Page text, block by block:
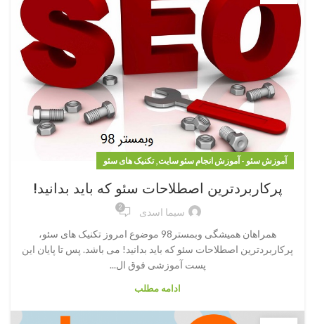
آموزش سئو - آموزش انجام سئو سایت,تکنیک های سئو
پرکاربردترین اصطلاحات سئو که باید بدانید!
سیما اسدی 2
همراهان همیشگی وبمستر98 موضوع امروز تکنیک های سئو،
پرکاربردترین اصطلاحات سئو که باید بدانید! می باشد. پس تا پایان این
پست آموزشی فوق ال...
ادامه مطلب